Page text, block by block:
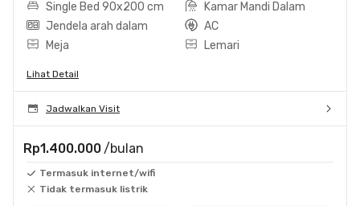
Single Bed 90x200 cm
Kamar Mandi Dalam
Jendela arah dalam
AC
Meja
Lemari
Lihat Detail
Jadwalkan Visit
Rp1.400.000 /bulan
Termasuk internet/wifi
Tidak termasuk listrik